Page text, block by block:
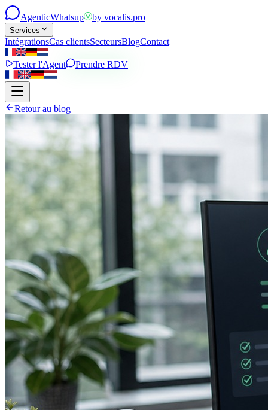
AgenticWhatsup by vocalis.pro
Services
IntégrationsCas clientsSecteursBlogContact
Tester l'Agent Prendre RDV
Retour au blog